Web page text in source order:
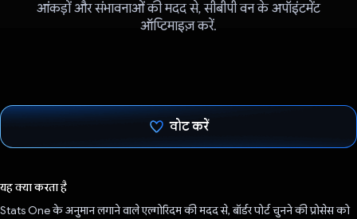
आंकड़ों और संभावनाओं की मदद से, सीबीपी वन के अपॉइंटमेंट
ऑप्टिमाइज़ करें.
वोट करें
यह क्या करता है
Stats One के अनुमान लगाने वाले एल्गोरिदम की मदद से, बॉर्डर पोर्ट चुनने की प्रोसेस को